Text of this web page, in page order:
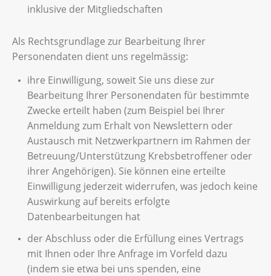
inklusive der Mitgliedschaften
Als Rechtsgrundlage zur Bearbeitung Ihrer
Personendaten dient uns regelmässig:
ihre Einwilligung, soweit Sie uns diese zur
Bearbeitung Ihrer Personendaten für bestimmte
Zwecke erteilt haben (zum Beispiel bei Ihrer
Anmeldung zum Erhalt von Newslettern oder
Austausch mit Netzwerkpartnern im Rahmen der
Betreuung/Unterstützung Krebsbetroffener oder
ihrer Angehörigen). Sie können eine erteilte
Einwilligung jederzeit widerrufen, was jedoch keine
Auswirkung auf bereits erfolgte
Datenbearbeitungen hat
der Abschluss oder die Erfüllung eines Vertrags
mit Ihnen oder Ihre Anfrage im Vorfeld dazu
(indem sie etwa bei uns spenden, eine